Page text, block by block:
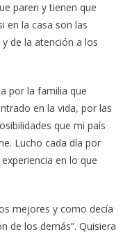
paren y tienen que
en la casa son las
de la atención a los
por la familia que
en la vida, por las
que mi país
Lucho cada día por
en lo que
mejores y como decía
de los demás”. Quisiera